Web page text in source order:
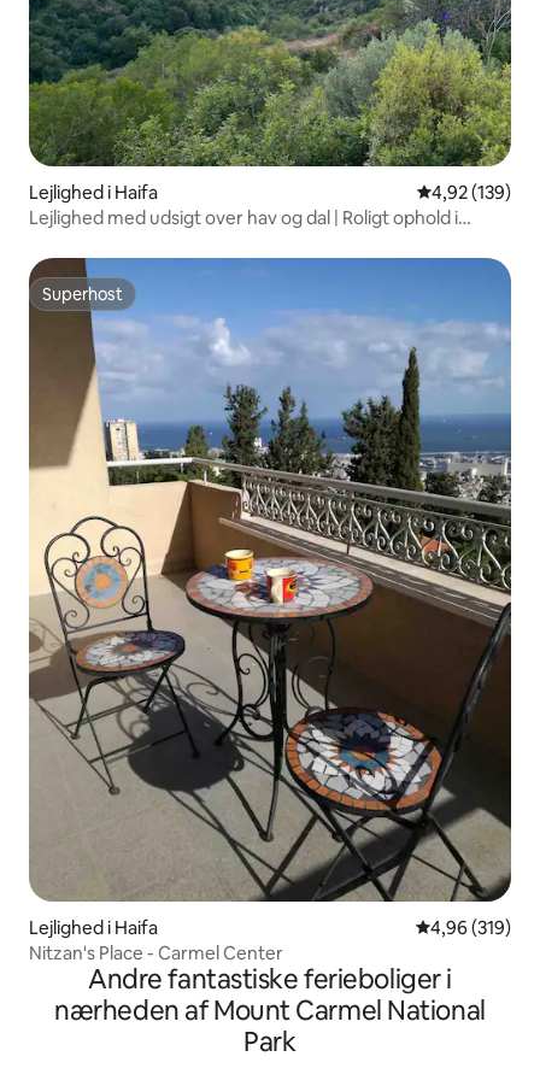
Lejlighed i Haifa 4,92 ud af 5 i
4,92 (139)
Lejlighed med udsigt over hav og dal | Roligt ophold i
Superhost
Superhost
Lejlighed i Haifa 4,96 ud af 5 i
4,96 (319)
Nitzan's Place - Carmel Center
Andre fantastiske ferieboliger i
nærheden af Mount Carmel National
Park